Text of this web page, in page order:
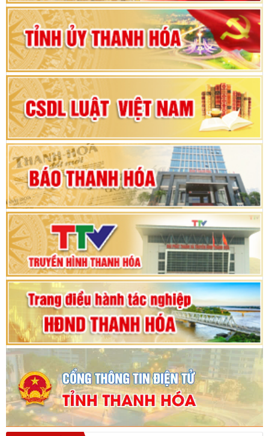
Bộ Chính trị duyệt nội dung Đại hội đại biểu
Đảng bộ tỉnh Thanh Hóa lần thứ XX, nhiệm kỳ
2025 - 2030
Đại hội đại biểu Đảng bộ xã Yên Thọ lần thứ I,
nhiệm kỳ 2025 – 2030
Đại hội Đảng bộ xã Yên Ninh lần thứ nhất,
nhiệm kỳ 2025 - 2030
Khai mạc Kỳ họp bất thường lần thứ 9, Quốc
hội khóa XV
Phiên thảo luận Kỳ họp thứ 24, HĐND tỉnh
Thanh Hóa khóa XVIII, nhiệm kỳ 2021 - 2026
Bế mạc Kỳ họp thứ hai bốn, Hội đồng nhân dân
tỉnh khoá XVIII